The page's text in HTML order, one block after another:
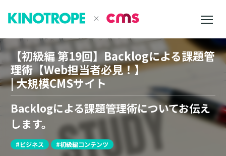
【初級編 第19回】Backlogによる課題管
理術【Web担当者必見！】
| 大規模CMSサイト
Backlogによる課題管理術についてお伝え
します。
#ビジネス #初級編コンテンツ